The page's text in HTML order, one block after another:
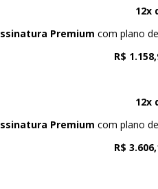
12x
Premium com plano de
R$
12x
Premium com plano de
R$